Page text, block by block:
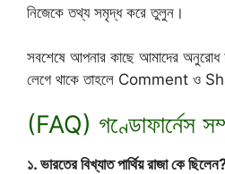
নিজেকে তথ্য সমৃদ্ধ করে তুলুন।
সবশেষে আপনার কাছে আমাদের অনুরোধ
লেগে থাকে তাহলে Comment ও
(FAQ) গণ্ডোফার্নেস
১. ভারতের বিখ্যাত পার্থিয় রাজা কে